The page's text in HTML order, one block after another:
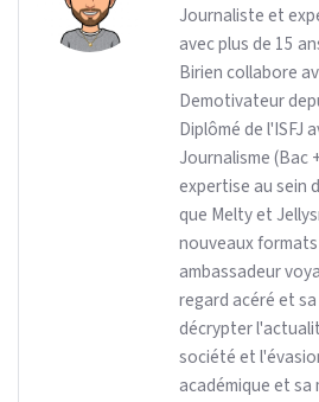
Journaliste et
avec plus de 15
Birien collabore
Demotivateur
Diplômé de l'ISFJ
Journalisme (Bac
expertise au sein
que Melty et
nouveaux
ambassadeur
regard acéré et
décrypter
société et
académique et